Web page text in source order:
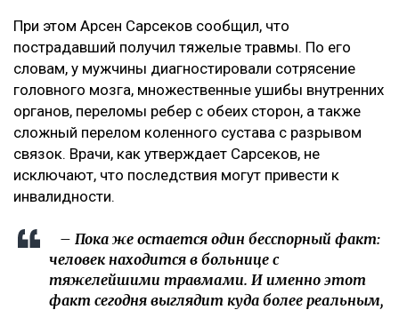
При этом Арсен Сарсеков сообщил, что
пострадавший получил тяжелые травмы. По его
словам, у мужчины диагностировали сотрясение
головного мозга, множественные ушибы внутренних
органов, переломы ребер с обеих сторон, а также
сложный перелом коленного сустава с разрывом
связок. Врачи, как утверждает Сарсеков, не
исключают, что последствия могут привести к
инвалидности.
– Пока же остается один бесспорный факт:
человек находится в больнице с
тяжелейшими травмами. И именно этот
факт сегодня выглядит куда более реальным,